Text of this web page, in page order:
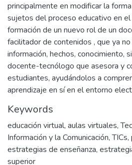
principalmente en modificar la
sujetos del proceso educativo en
formación de un nuevo rol de un
facilitador de contenidos , que ya
información, hechos, conocimiento,
docente-tecnólogo que asesora y
estudiantes, ayudándolos a
aprendizaje en sí en el entorno
Keywords
educación virtual, aulas virtuales,
Información y la Comunicación, TICs,
estrategias de enseñanza,
superior